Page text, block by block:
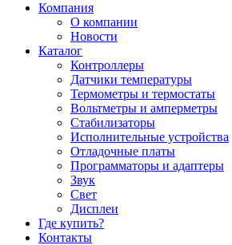
Компания
О компании
Новости
Каталог
Контроллеры
Датчики температуры
Термометры и термостаты
Вольтметры и амперметры
Стабилизаторы
Исполнительные устройства
Отладочные платы
Программаторы и адаптеры
Звук
Свет
Дисплеи
Где купить?
Контакты